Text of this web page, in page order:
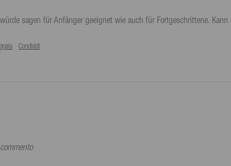
sagen für Anfänger geeignet wie auch für Fortgeschrittene.
Condividi